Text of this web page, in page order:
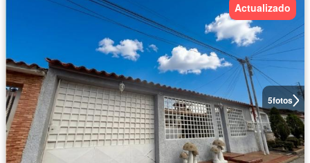
5fotos
Actualizado